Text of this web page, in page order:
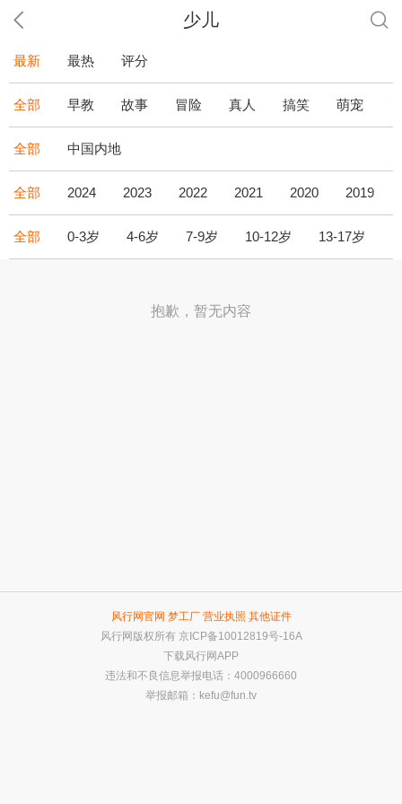
少儿
最新 最热 评分
全部 早教 故事 冒险 真人 搞笑 萌宠
全部 中国内地
全部 2024 2023 2022 2021 2020 2019
全部 0-3岁 4-6岁 7-9岁 10-12岁 13-17岁
抱歉，暂无内容
风行网官网 梦工厂 营业执照 其他证件
风行网版权所有 京ICP备10012819号-16A
下载风行网APP
违法和不良信息举报电话：4000966660
举报邮箱： kefu@fun.tv